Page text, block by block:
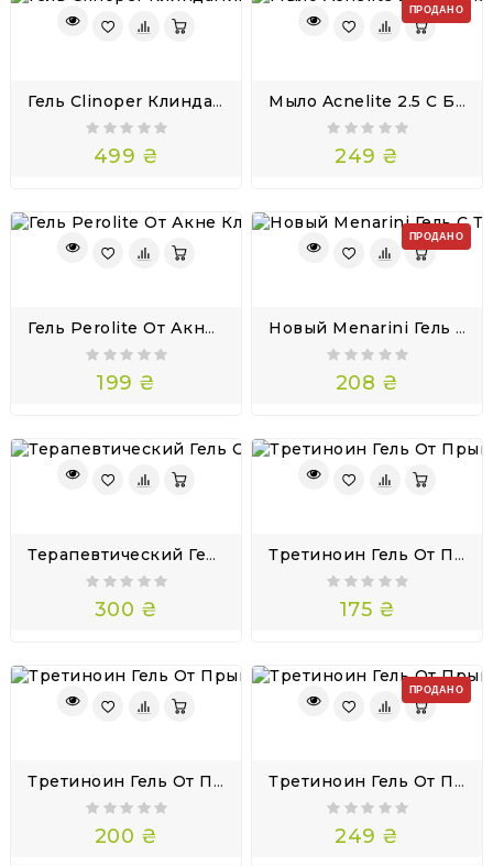
Гель Clinoper Клиндамицин 1 И Бензоил Пероксид 5 Benzoxin Дуак 25г
499 ₴
ПРОДАНО
Мыло Acnelite 2.5 С Бензоил Пероксидом Perolite
249 ₴
Гель Perolite От Акне Клиндамицин И Бензоил Пероксид 30г Зеркалин
199 ₴
ПРОДАНО
Новый Menarini Гель С Третиноином Tretilite 0,1 Для Очищения Кожи 30 Г
208 ₴
Терапевтический Гель От Акне Перекись Бензоила Perolite 5 Gel 30г С Дозатором
300 ₴
Третиноин Гель От Прыщей 0,025% Tretinoin Eleneon 30г Новый Menarini
175 ₴
Третиноин Гель От Прыщей 0,05 Tretinoin Eleneon 30г Новый Menarini
200 ₴
ПРОДАНО
Третиноин Гель От Прыщей 0,1% Tretinoin Eleneon 30г Новый Menarini
249 ₴